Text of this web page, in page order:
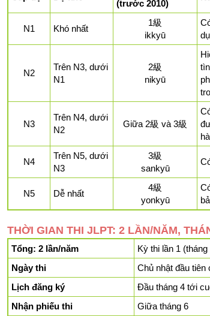
(trước 2010)
N1 Khó nhất
1級
ikkyū
N2
Trên N3, dưới
N1
2級
nikyū
N3
Trên N4, dưới
N2
Giữa 2級 và 3級
N4
Trên N5, dưới
N3
3級
sankyū
N5 Dễ nhất
4級
yonkyū
THỜI GIAN THI JLPT: 2 LẦN/NĂM,
Tổng: 2 lần/năm Kỳ thi lần 1 (tháng
Ngày thi
Chủ nhật đầu tiên
Lịch đăng ký
Đầu tháng 4 tới
Nhận phiếu thi
Giữa tháng 6